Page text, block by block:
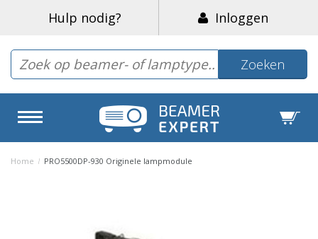
Hulp nodig? Inloggen
Zoeken
Home / PRO5500DP-930 Originele lampmodule